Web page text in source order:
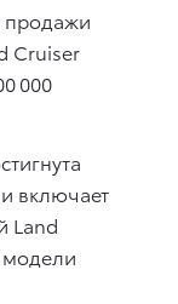
продажи
Cruiser
000
включает
Land